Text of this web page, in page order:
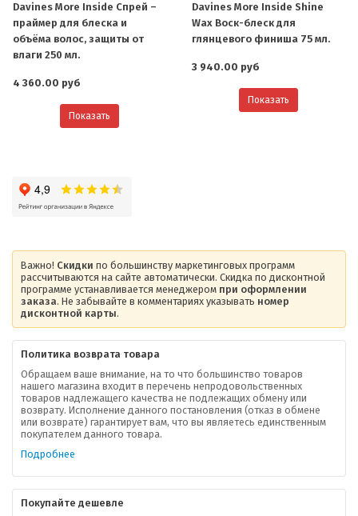
Davines More Inside Спрей –
праймер для блеска и
объёма волос, защиты от
влаги 250 мл.
4 360.00 руб
Показать
Davines More Inside Shine
Wax Воск-блеск для
глянцевого финиша 75 мл.
3 940.00 руб
Показать
Важно! Скидки по большинству маркетинговых программ
рассчитываются на сайте автоматически. Скидка по дисконтной
программе устанавливается менеджером при оформлении
заказа. Не забывайте в комментариях указывать номер
дисконтной карты.
Политика возврата товара
Обращаем ваше внимание, на то что большинство товаров
нашего магазина входит в перечень непродовольственных
товаров надлежащего качества не подлежащих обмену или
возврату. Исполнение данного постановления (отказ в обмене
или возврате) гарантирует вам, что вы являетесь единственным
покупателем данного товара.
Подробнее
Покупайте дешевле
О компании
Ваша скидка
Контактная информация